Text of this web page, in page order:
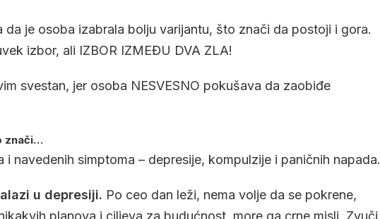
da je osoba izabrala bolju varijantu, što znači da postoji i gora.
izbor, ali IZBOR IZMEĐU DVA ZLA!
svestan, jer osoba NESVESNO pokušava da zaobiđe
znači…
i navedenih simptoma – depresije, kompulzije i paničnih napada.
u depresiji. Po ceo dan leži, nema volje da se pokrene,
planova i ciljeva za budućnost, more ga crne misli. Zvuči